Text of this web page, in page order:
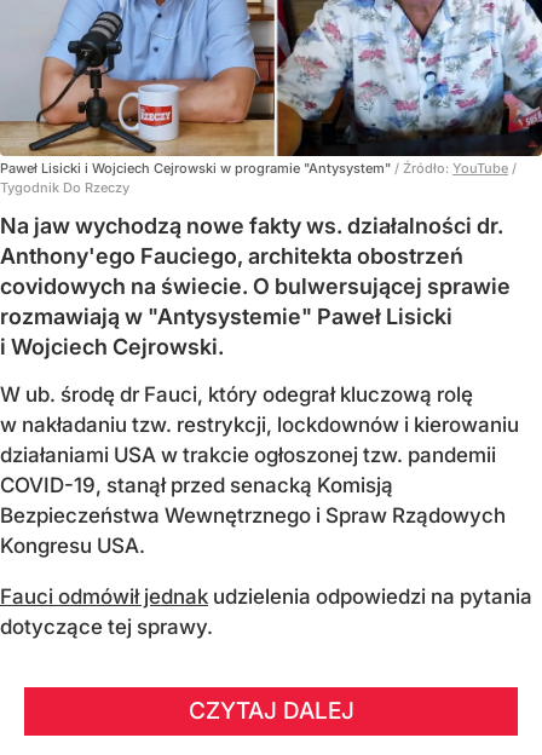
Paweł Lisicki i Wojciech Cejrowski w programie "Antysystem" / Źródło: YouTube /
Tygodnik Do Rzeczy
Na jaw wychodzą nowe fakty ws. działalności dr.
Anthony'ego Fauciego, architekta obostrzeń
covidowych na świecie. O bulwersującej sprawie
rozmawiają w "Antysystemie" Paweł Lisicki
i Wojciech Cejrowski.
W ub. środę dr Fauci, który odegrał kluczową rolę
w nakładaniu tzw. restrykcji, lockdownów i kierowaniu
działaniami USA w trakcie ogłoszonej tzw. pandemii
COVID-19, stanął przed senacką Komisją
Bezpieczeństwa Wewnętrznego i Spraw Rządowych
Kongresu USA.
Fauci odmówił jednak udzielenia odpowiedzi na pytania
dotyczące tej sprawy.
CZYTAJ DALEJ